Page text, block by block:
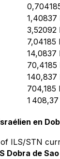
1,40837
3,52092
7,04185
14,0837
70,4185
140,837
704,185
1 408,37
en
ILS/STN
Dobra de